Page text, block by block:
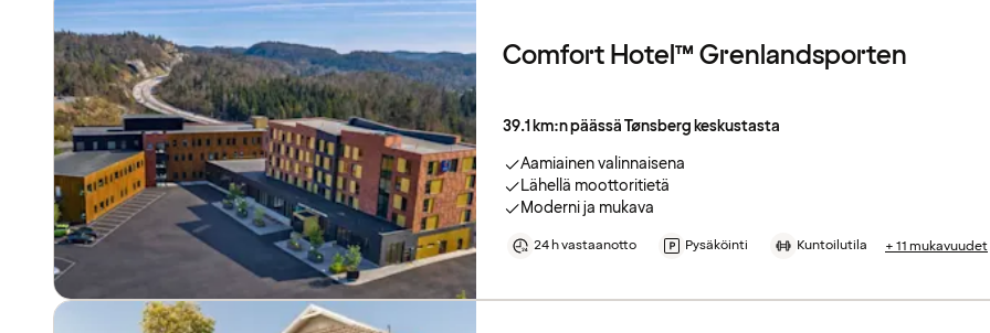
Comfort Hotel™ Grenlandsporten
39.1 km:n päässä Tønsberg keskustasta
Aamiainen valinnaisena
Lähellä moottoritietä
Moderni ja mukava
24 h vastaanotto Pysäköinti Kuntoilutila + 11 mukavuudet